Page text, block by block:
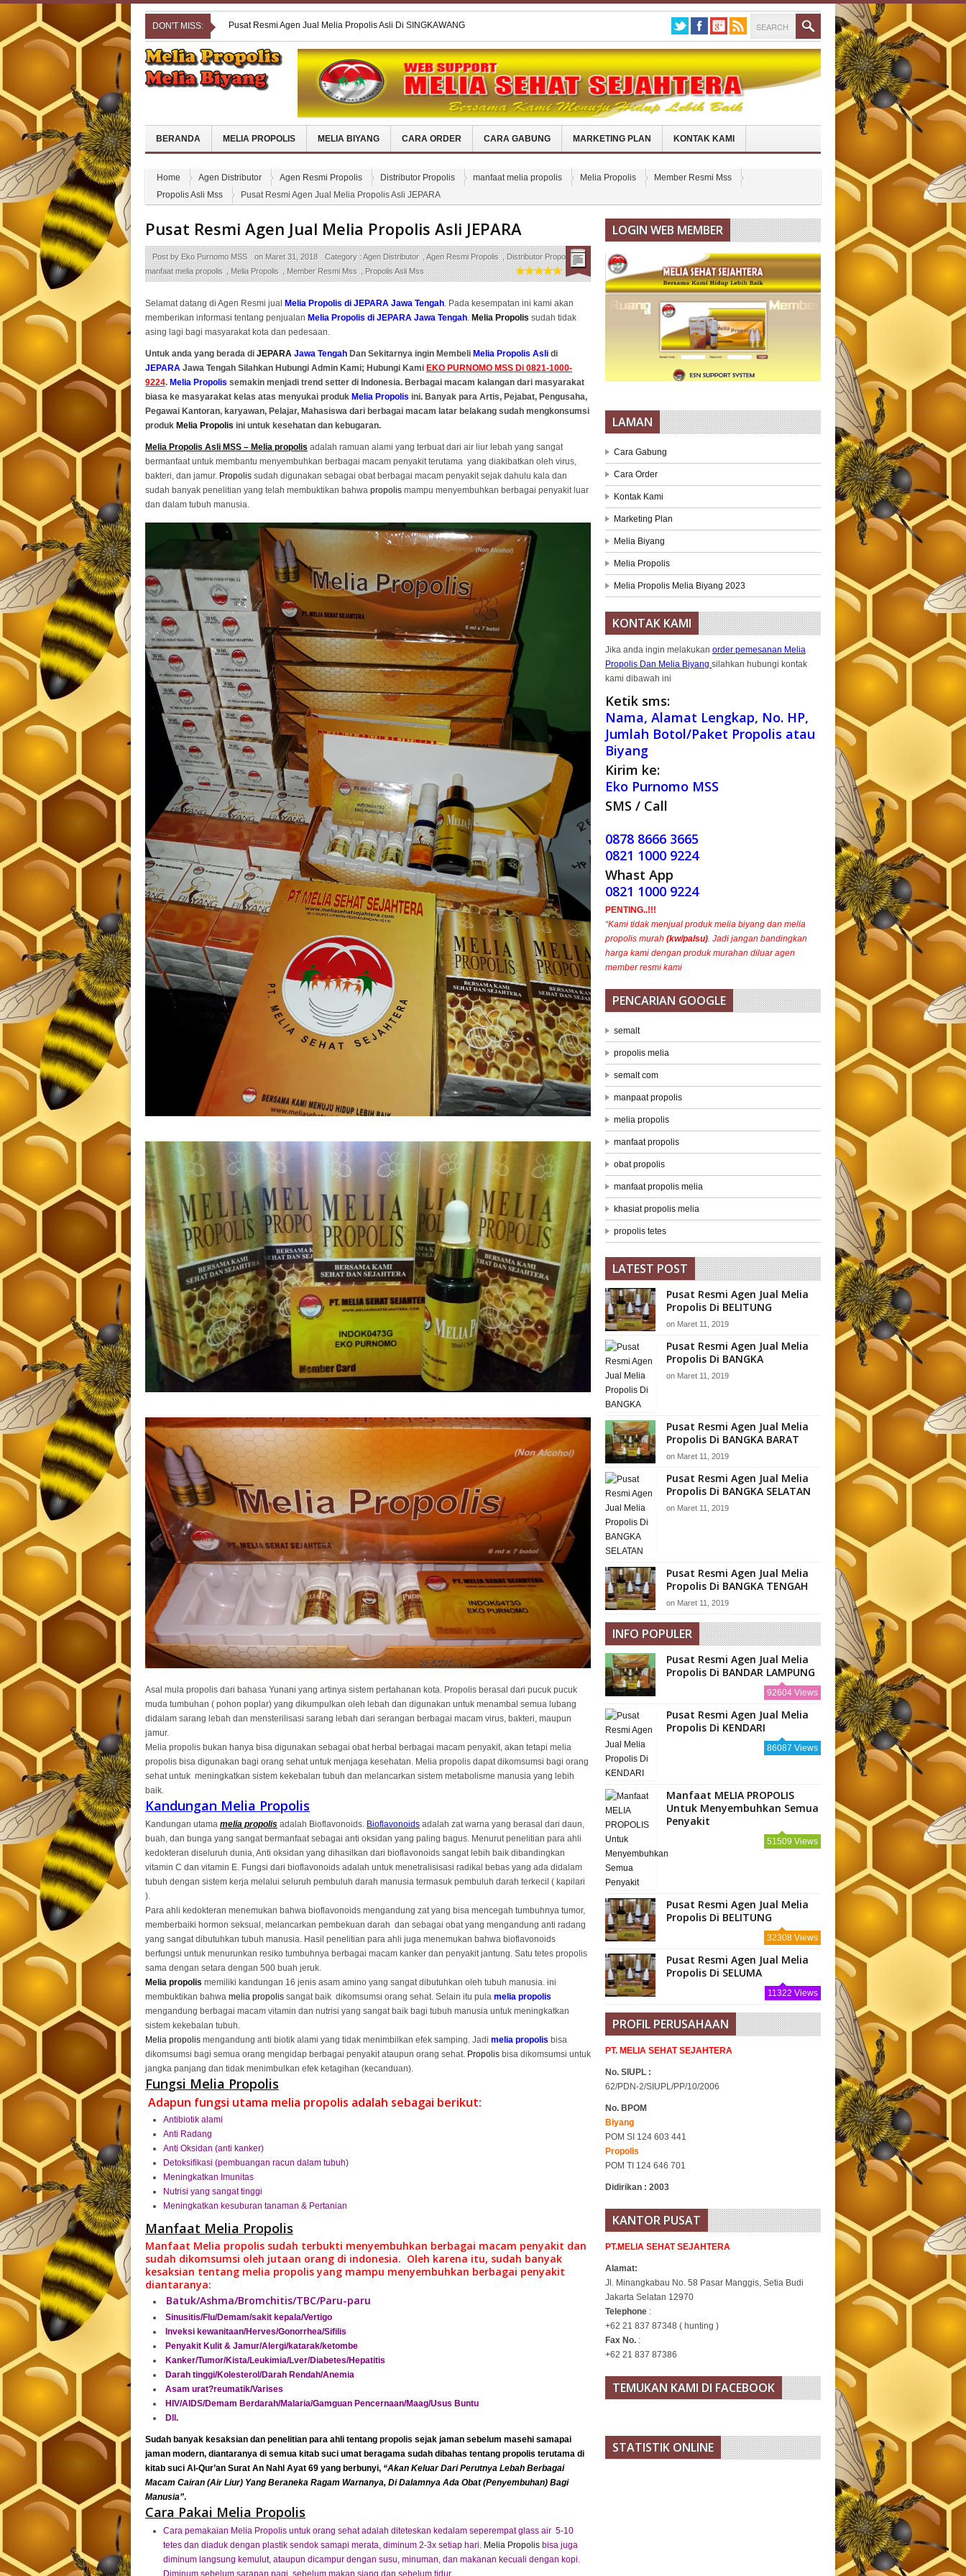
DON'T MISS:
Pusat Resmi Agen Jual Melia Propolis Asli Di MOJOKERTO
Pusat Resmi Agen Jual Melia Propolis Asli Di MELAWI
Pusat Resmi Agen Jual Melia Propolis Di EMPAT LAWANG
Pusat Resmi Agen Jual Melia Propolis Di PESISIR SELATAN
Pusat Resmi Agen Jual Melia Propolis Asli Di SINGKAWANG
BERANDA MELIA PROPOLIS MELIA BIYANG CARA ORDER CARA GABUNG MARKETING PLAN KONTAK KAMI
Home Agen Distributor Agen Resmi Propolis Distributor Propolis manfaat melia propolis Melia Propolis
Member Resmi Mss
Propolis Asli Mss
Pusat Resmi Agen Jual Melia Propolis Asli JEPARA
Pusat Resmi Agen Jual Melia Propolis Asli JEPARA
Post byEko Purnomo MSS onMaret 31, 2018 Category :Agen Distributor ,Agen Resmi Propolis ,Distributor Propolis
,
manfaat melia propolis ,Melia Propolis ,Member Resmi Mss ,Propolis Asli Mss
Selamat datang di Agen Resmi jual Melia Propolis di JEPARA Jawa Tengah. Pada kesempatan ini kami akan
memberikan informasi tentang penjualan Melia Propolis di JEPARA Jawa Tengah. Melia Propolis sudah tidak
asing lagi bagi masyarakat kota dan pedesaan.
Untuk anda yang berada di JEPARA Jawa Tengah Dan Sekitarnya ingin Membeli Melia Propolis Asli di
JEPARA Jawa Tengah Silahkan Hubungi Admin Kami; Hubungi Kami EKO PURNOMO MSS Di 0821-1000-
9224. Melia Propolis semakin menjadi trend setter di Indonesia. Berbagai macam kalangan dari masyarakat
biasa ke masyarakat kelas atas menyukai produk Melia Propolis ini. Banyak para Artis, Pejabat, Pengusaha,
Pegawai Kantoran, karyawan, Pelajar, Mahasiswa dari berbagai macam latar belakang sudah mengkonsumsi
produk Melia Propolis ini untuk kesehatan dan kebugaran.
Melia Propolis Asli MSS – Melia propolis adalah ramuan alami yang terbuat dari air liur lebah yang sangat
bermanfaat untuk membantu menyembuhkan berbagai macam penyakit terutama yang diakibatkan oleh virus,
bakteri, dan jamur. Propolis sudah digunakan sebagai obat berbagai macam penyakit sejak dahulu kala dan
sudah banyak penelitian yang telah membuktikan bahwa propolis mampu menyembuhkan berbagai penyakit luar
dan dalam tubuh manusia.
Asal mula propolis dari bahasa Yunani yang artinya sistem pertahanan kota. Propolis berasal dari pucuk pucuk
muda tumbuhan ( pohon poplar) yang dikumpulkan oleh lebah dan digunakan untuk menambal semua lubang
didalam sarang lebah dan mensterilisasi sarang lebah dari serangan berbagai macam virus, bakteri, maupun
jamur.
Melia propolis bukan hanya bisa digunakan sebagai obat herbal berbagai macam penyakit, akan tetapi melia
propolis bisa digunakan bagi orang sehat untuk menjaga kesehatan. Melia propolis dapat dikomsumsi bagi orang
sehat untuk meningkatkan sistem kekebalan tubuh dan melancarkan sistem metabolisme manusia yang lebih
baik.
Kandungan Melia Propolis
Kandungan utama melia propolis adalah Bioflavonoids. Bioflavonoids adalah zat warna yang berasal dari daun,
buah, dan bunga yang sangat bermanfaat sebagai anti oksidan yang paling bagus. Menurut penelitian para ahli
kedokteran diseluruh dunia, Anti oksidan yang dihasilkan dari bioflavonoids sangat lebih baik dibandingkan
vitamin C dan vitamin E. Fungsi dari bioflavonoids adalah untuk menetralisisasi radikal bebas yang ada didalam
tubuh dengan sistem kerja melalui seluruh pembuluh darah manusia termasuk pembuluh darah terkecil ( kapilari
).
Para ahli kedokteran menemukan bahwa bioflavonoids mengandung zat yang bisa mencegah tumbuhnya tumor,
memberbaiki hormon seksual, melancarkan pembekuan darah dan sebagai obat yang mengandung anti radang
yang sangat dibutuhkan tubuh manusia. Hasil penelitian para ahli juga menemukan bahwa bioflavonoids
berfungsi untuk menurunkan resiko tumbuhnya berbagai macam kanker dan penyakit jantung. Satu tetes propolis
sama dengan setara dengan 500 buah jeruk.
Melia propolis memiliki kandungan 16 jenis asam amino yang sangat dibutuhkan oleh tubuh manusia. ini
membuktikan bahwa melia propolis sangat baik dikomsumsi orang sehat. Selain itu pula melia propolis
mengandung berbagai macam vitamin dan nutrisi yang sangat baik bagi tubuh manusia untuk meningkatkan
sistem kekebalan tubuh.
Melia propolis mengandung anti biotik alami yang tidak menimbilkan efek samping. Jadi melia propolis bisa
dikomsumsi bagi semua orang mengidap berbagai penyakit ataupun orang sehat. Propolis bisa dikomsumsi untuk
jangka panjang dan tidak menimbulkan efek ketagihan (kecanduan).
Fungsi Melia Propolis
Adapun fungsi utama melia propolis adalah sebagai berikut:
Antibiotik alami
Anti Radang
Anti Oksidan (anti kanker)
Detoksifikasi (pembuangan racun dalam tubuh)
Meningkatkan Imunitas
Nutrisi yang sangat tinggi
Meningkatkan kesuburan tanaman & Pertanian
Manfaat Melia Propolis
Manfaat Melia propolis sudah terbukti menyembuhkan berbagai macam penyakit dan
sudah dikomsumsi oleh jutaan orang di indonesia. Oleh karena itu, sudah banyak
kesaksian tentang melia propolisyang mampu menyembuhkan berbagai penyakit
diantaranya:
Batuk/Ashma/Bromchitis/TBC/Paru-paru
Sinusitis/Flu/Demam/sakit kepala/Vertigo
Inveksi kewanitaan/Herves/Gonorrhea/Sifilis
Penyakit Kulit & Jamur/Alergi/katarak/ketombe
Kanker/Tumor/Kista/Leukimia/Lver/Diabetes/Hepatitis
Darah tinggi/Kolesterol/Darah Rendah/Anemia
Asam urat?reumatik/Varises
HIV/AIDS/Demam Berdarah/Malaria/Gamguan Pencernaan/Maag/Usus Buntu
Dll.
Sudah banyak kesaksian dan penelitian para ahli tentang propolis sejak jaman sebelum masehi samapai
jaman modern, diantaranya di semua kitab suci umat beragama sudah dibahas tentang propolis terutama di
kitab suci Al-Qur’an Surat An Nahl Ayat 69 yang berbunyi, “Akan Keluar Dari Perutnya Lebah Berbagai
Macam Cairan (Air Liur) Yang Beraneka Ragam Warnanya, Di Dalamnya Ada Obat (Penyembuhan) Bagi
Manusia”.
Cara Pakai Melia Propolis
Cara pemakaian Melia Propolis untuk orang sehat adalah diteteskan kedalam seperempat glass air 5-10
tetes dan diaduk dengan plastik sendok samapi merata, diminum 2-3x setiap hari. Melia Propolis bisa juga
diminum langsung kemulut, ataupun dicampur dengan susu, minuman, dan makanan kecuali dengan kopi.
Diminum sebelum sarapan pagi, sebelum makan siang dan sebelum tidur.
LOGIN WEB MEMBER
LAMAN
Cara Gabung
Cara Order
Kontak Kami
Marketing Plan
Melia Biyang
Melia Propolis
Melia Propolis Melia Biyang 2023
KONTAK KAMI
Jika anda ingin melakukan order pemesanan Melia
Propolis Dan Melia Biyang silahkan hubungi kontak
kami dibawah ini
Ketik sms:
Nama, Alamat Lengkap, No. HP,
Jumlah Botol/Paket Propolis atau
Biyang
Kirim ke:
Eko Purnomo MSS
SMS / Call
0878 8666 3665
0821 1000 9224
Whast App
0821 1000 9224
PENTING..!!!
“Kami tidak menjual produk melia biyang dan melia
propolis murah (kw/palsu). Jadi jangan bandingkan
harga kami dengan produk murahan diluar agen
member resmi kami
PENCARIAN GOOGLE
semalt
propolis melia
semalt com
manpaat propolis
melia propolis
manfaat propolis
obat propolis
manfaat propolis melia
khasiat propolis melia
propolis tetes
LATEST POST
Pusat Resmi Agen Jual Melia
Propolis Di BELITUNG
on Maret 11, 2019
Pusat Resmi Agen Jual Melia
Propolis Di BANGKA
on Maret 11, 2019
Pusat Resmi Agen Jual Melia
Propolis Di BANGKA BARAT
on Maret 11, 2019
Pusat Resmi Agen Jual Melia
Propolis Di BANGKA SELATAN
on Maret 11, 2019
Pusat Resmi Agen Jual Melia
Propolis Di BANGKA TENGAH
on Maret 11, 2019
INFO POPULER
Pusat Resmi Agen Jual Melia
Propolis Di BANDAR LAMPUNG
92604 Views
Pusat Resmi Agen Jual Melia
Propolis Di KENDARI
86087 Views
Manfaat MELIA PROPOLIS
Untuk Menyembuhkan Semua
Penyakit
51509 Views
Pusat Resmi Agen Jual Melia
Propolis Di BELITUNG
32308 Views
Pusat Resmi Agen Jual Melia
Propolis Di SELUMA
11322 Views
PROFIL PERUSAHAAN
PT. MELIA SEHAT SEJAHTERA
No. SIUPL :
62/PDN-2/SIUPL/PP/10/2006
No. BPOM
Biyang
POM SI 124 603 441
Propolis
POM TI 124 646 701
Didirikan : 2003
KANTOR PUSAT
PT.MELIA SEHAT SEJAHTERA
Alamat:
Jl. Minangkabau No. 58 Pasar Manggis, Setia Budi
Jakarta Selatan 12970
Telephone :
+62 21 837 87348 ( hunting )
Fax No. :
+62 21 837 87386
TEMUKAN KAMI DI FACEBOOK
STATISTIK ONLINE